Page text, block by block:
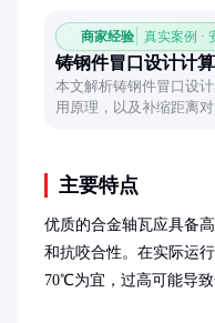
商家经验 真实案例 ·
铸钢件冒口设计计算
本文解析铸钢件冒口设
用原理，以及补缩距离
主要特点
优质的合金轴瓦应具备
和抗咬合性。在实际运
70℃为宜，过高可能导致